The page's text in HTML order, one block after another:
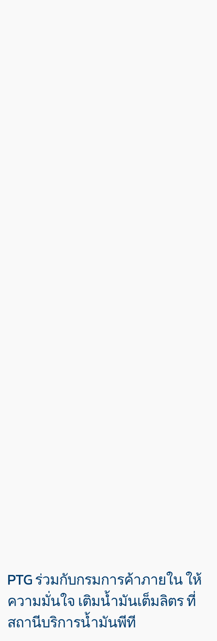
PTG ร่วมกับกรมการค้าภายใน ให้
ความมั่นใจ เติมน้ำมันเต็มลิตร ที่
สถานีบริการน้ำมันพีที